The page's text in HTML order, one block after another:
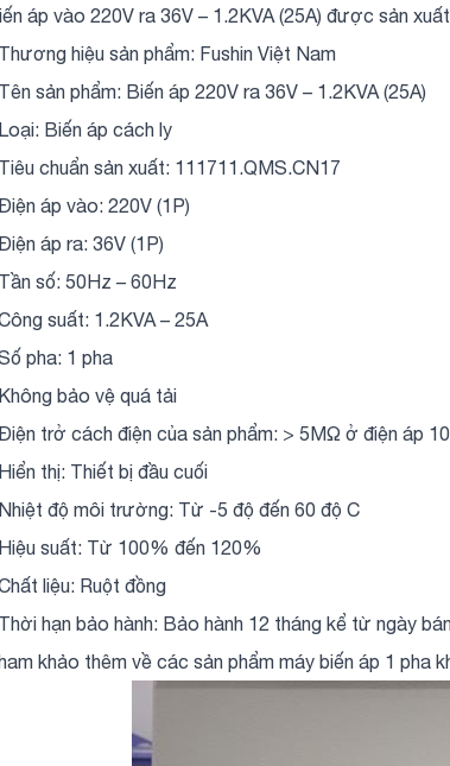
áp vào 220V ra 36V – 1.2KVA (25A) được sản
hiệu sản phẩm: Fushin Việt Nam
sản phẩm: Biến áp 220V ra 36V – 1.2KVA (25A)
Biến áp cách ly
chuẩn sản xuất: 111711.QMS.CN17
áp vào: 220V (1P)
áp ra: 36V (1P)
số: 50Hz – 60Hz
suất: 1.2KVA – 25A
pha: 1 pha
bảo vệ quá tải
trở cách điện của sản phẩm: > 5MΩ ở điện áp
thị: Thiết bị đầu cuối
độ môi trường: Từ -5 độ đến 60 độ C
suất: Từ 100% đến 120%
liệu: Ruột đồng
hạn bảo hành: Bảo hành 12 tháng kể từ ngày
khảo thêm về các sản phẩm máy biến áp 1 pha